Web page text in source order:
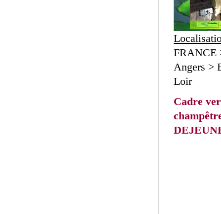
FRANCE
Angers >
Loir
Cadre